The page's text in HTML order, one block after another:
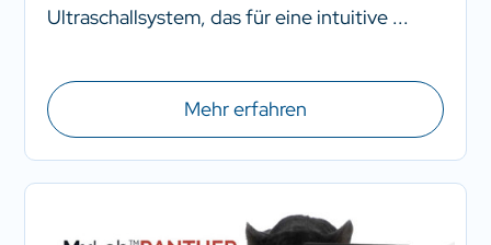
Ultraschallsystem, das für eine intuitive ...
Mehr erfahren